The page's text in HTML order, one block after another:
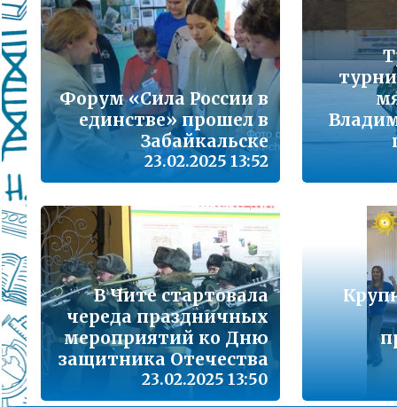
Подробнее...
Школа управленческого резерва: Ваш
Подробнее...
ВАШ РЕБЁНОК ИДЁТ В ДЕТСКИЙ САД
Подробнее...
Детский телефон доверия
Подробнее...
«Горячая линия» для сообщения
находящихся в социально опасной
Подробнее...
Телефон горячей линии по вопросам
проведения государственной итоговой
образовательным программам основного
образования и среднего общего
Форум «Сила России в
единстве» прошел в
Забайкальске
23.02.2025 13:52
В Чите стартовала
череда праздничных
мероприятий ко Дню
защитника Отечества
23.02.2025 13:50